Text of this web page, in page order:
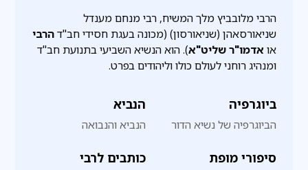
הרבי מלובביץ מלך המשיח, רבי מנחם מענדל
שניאורסאהן (שניאורסון) (מכונה בעגת חסידי חב"דהרבי
אואדמו"ר שליט"א). הוא הנשיא השביעי בתנועת חב"ד
ומנהיג רוחני לעולם כולו וליהודים בפרט.
ביוגרפיה
הביוגרפיה של נשיא הדור
הנביא
הנביא והנבואה
סיפורי מופת כותבים לרבי